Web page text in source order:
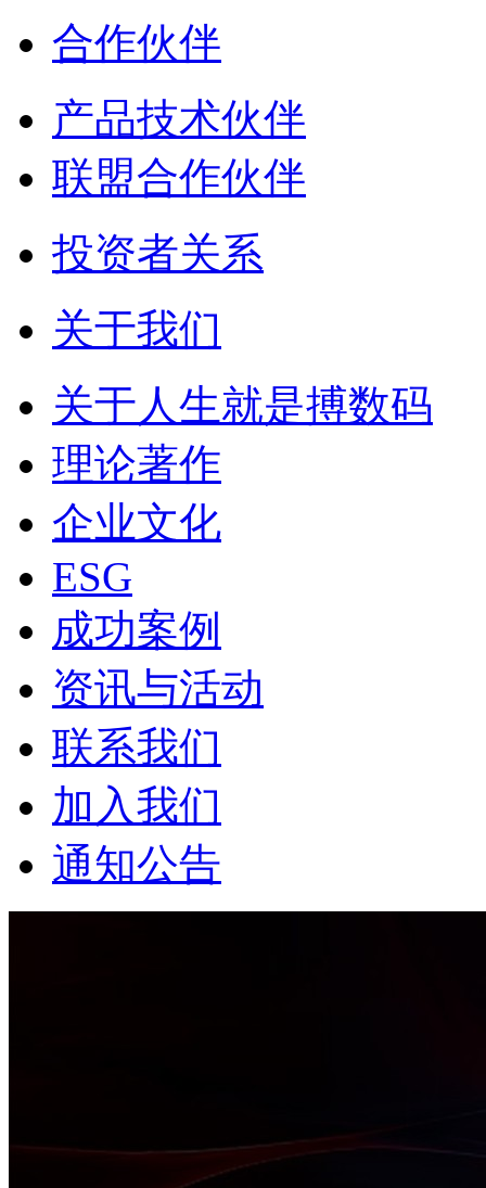
合作伙伴
产品技术伙伴
联盟合作伙伴
投资者关系
关于我们
关于人生就是搏数码
理论著作
企业文化
ESG
成功案例
资讯与活动
联系我们
加入我们
通知公告